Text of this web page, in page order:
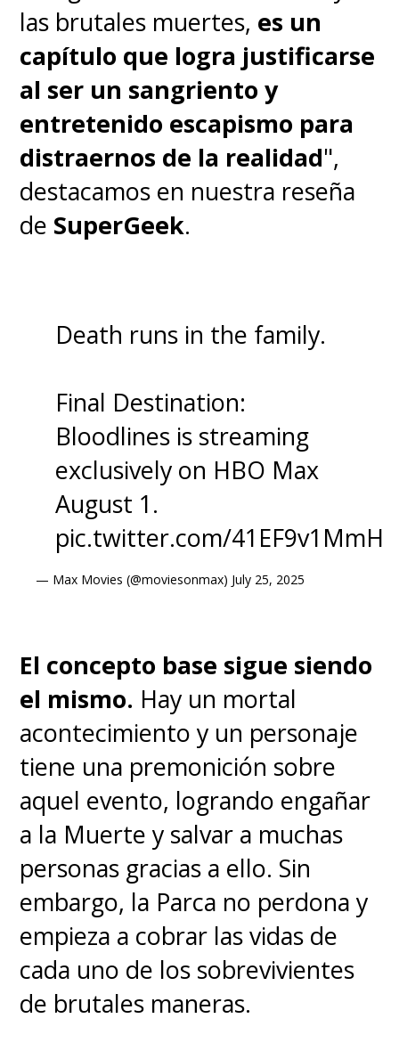
las brutales muertes, es un
capítulo que logra justificarse
al ser un sangriento y
entretenido escapismo para
distraernos de la realidad",
destacamos en nuestra reseña
de SuperGeek.
Death runs in the family.
Final Destination:
Bloodlines is streaming
exclusively on HBO Max
August 1.
pic.twitter.com/41EF9v1MmH
— Max Movies (@moviesonmax) July 25, 2025
El concepto base sigue siendo
el mismo. Hay un mortal
acontecimiento y un personaje
tiene una premonición sobre
aquel evento, logrando engañar
a la Muerte y salvar a muchas
personas gracias a ello. Sin
embargo, la Parca no perdona y
empieza a cobrar las vidas de
cada uno de los sobrevivientes
de brutales maneras.